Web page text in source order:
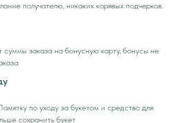
получателю, никаких корявых подчерков.
заказа на бонусную карту, бонусы не
по уходу за букетом и средство для
сохранить букет